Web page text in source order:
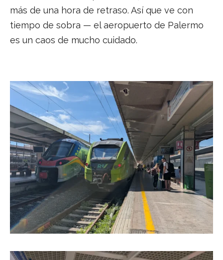
más de una hora de retraso. Así que ve con
tiempo de sobra — el aeropuerto de Palermo
es un caos de mucho cuidado.